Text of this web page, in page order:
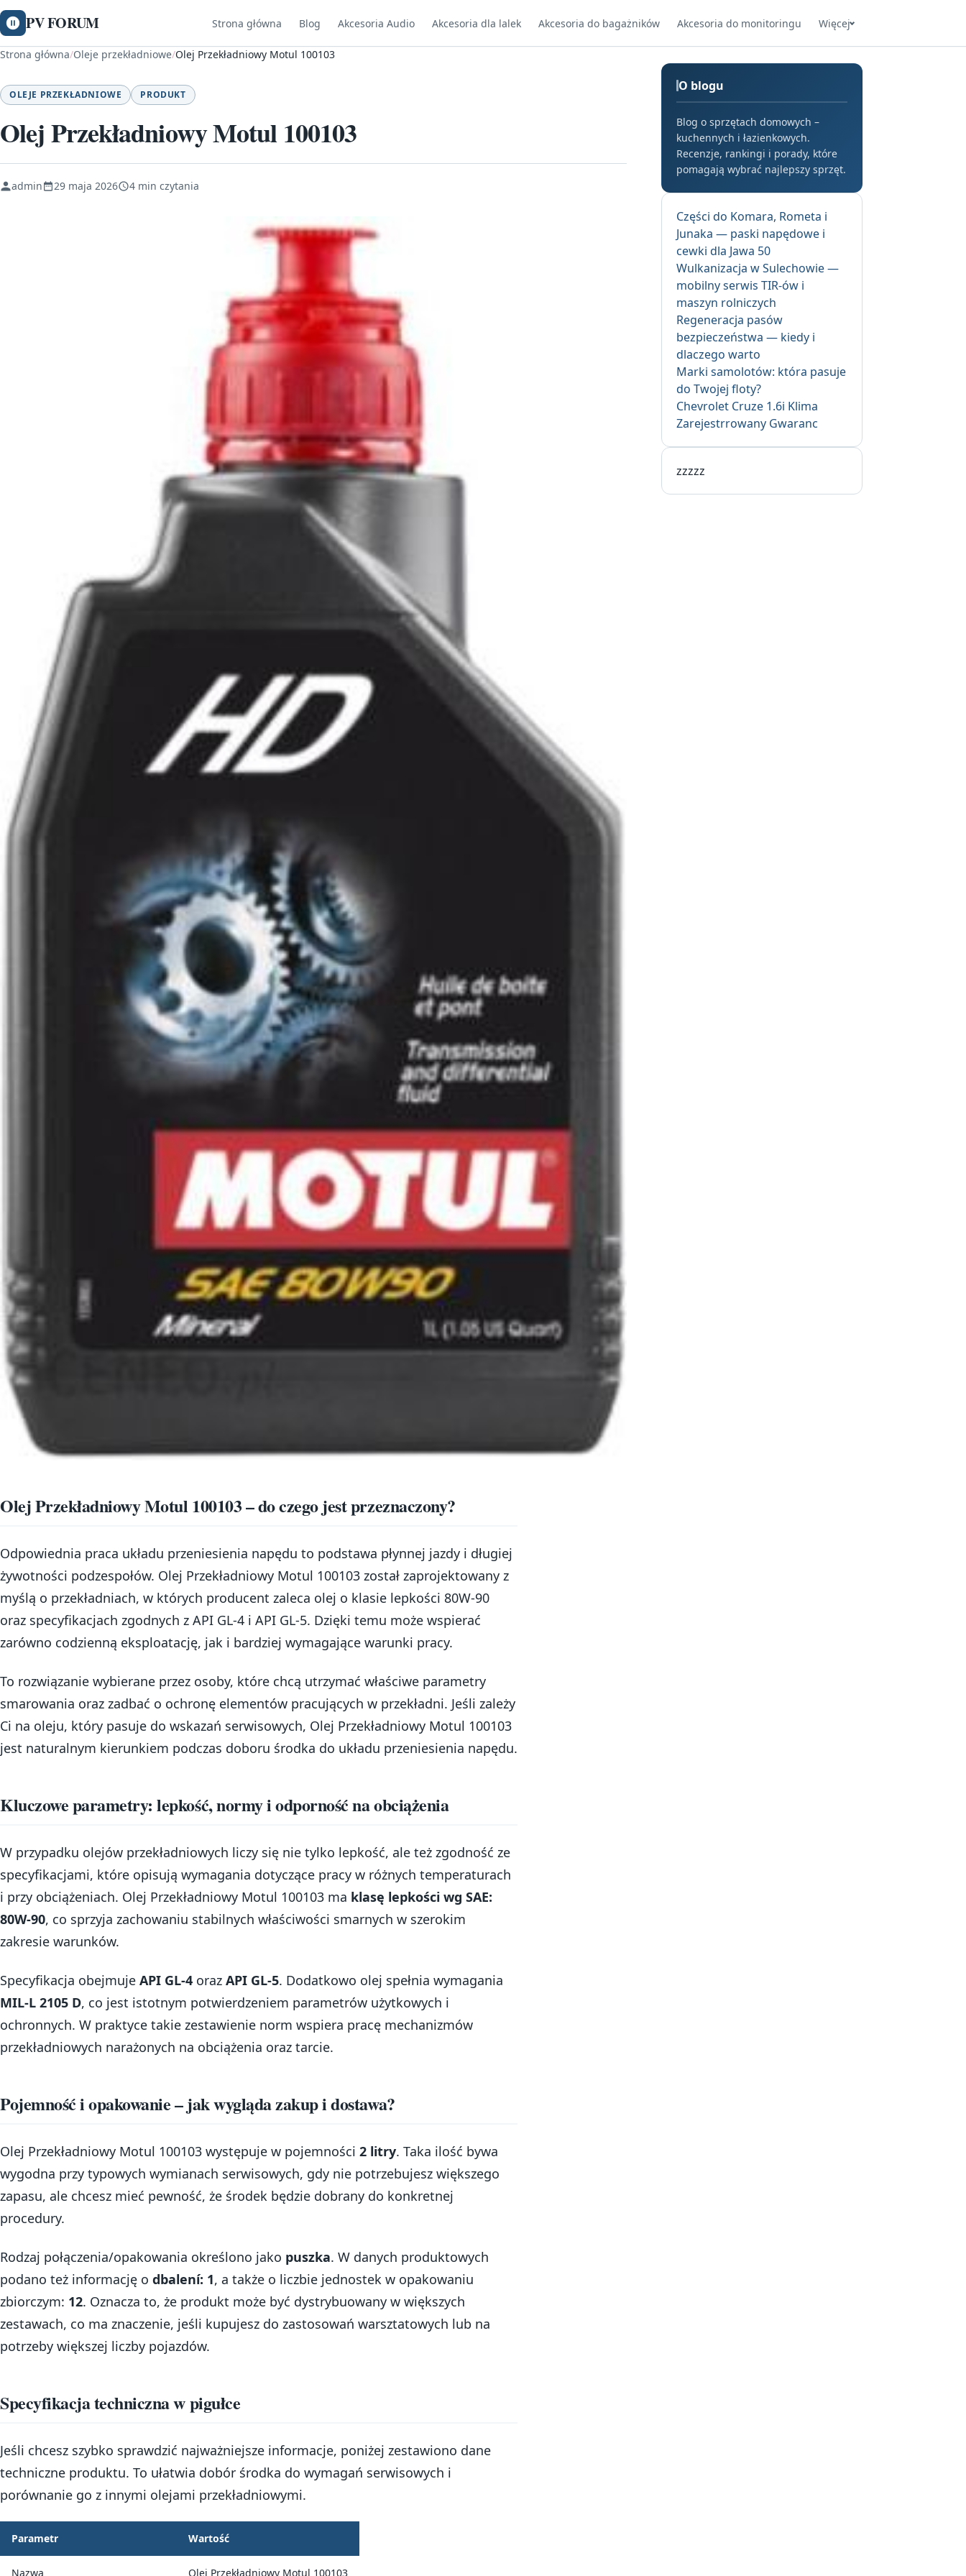
PV FORUM Strona główna Blog Akcesoria Audio Akcesoria dla lalek Akcesoria do bagażników Akcesoria do monitoringu Więcej
Strona główna/Oleje przekładniowe/Olej Przekładniowy Motul 100103
OLEJE PRZEKŁADNIOWE PRODUKT
Olej Przekładniowy Motul 100103
admin 29 maja 2026 4 min czytania
Olej Przekładniowy Motul 100103 – do czego jest przeznaczony?
Odpowiednia praca układu przeniesienia napędu to podstawa płynnej jazdy i długiej
żywotności podzespołów. Olej Przekładniowy Motul 100103 został zaprojektowany z
myślą o przekładniach, w których producent zaleca olej o klasie lepkości 80W-90
oraz specyfikacjach zgodnych z API GL-4 i API GL-5. Dzięki temu może wspierać
zarówno codzienną eksploatację, jak i bardziej wymagające warunki pracy.
To rozwiązanie wybierane przez osoby, które chcą utrzymać właściwe parametry
smarowania oraz zadbać o ochronę elementów pracujących w przekładni. Jeśli zależy
Ci na oleju, który pasuje do wskazań serwisowych, Olej Przekładniowy Motul 100103
jest naturalnym kierunkiem podczas doboru środka do układu przeniesienia napędu.
Kluczowe parametry: lepkość, normy i odporność na obciążenia
W przypadku olejów przekładniowych liczy się nie tylko lepkość, ale też zgodność ze
specyfikacjami, które opisują wymagania dotyczące pracy w różnych temperaturach
i przy obciążeniach. Olej Przekładniowy Motul 100103 ma klasę lepkości wg SAE:
80W-90, co sprzyja zachowaniu stabilnych właściwości smarnych w szerokim
zakresie warunków.
Specyfikacja obejmuje API GL-4 oraz API GL-5. Dodatkowo olej spełnia wymagania
MIL-L 2105 D, co jest istotnym potwierdzeniem parametrów użytkowych i
ochronnych. W praktyce takie zestawienie norm wspiera pracę mechanizmów
przekładniowych narażonych na obciążenia oraz tarcie.
Pojemność i opakowanie – jak wygląda zakup i dostawa?
Olej Przekładniowy Motul 100103 występuje w pojemności 2 litry. Taka ilość bywa
wygodna przy typowych wymianach serwisowych, gdy nie potrzebujesz większego
zapasu, ale chcesz mieć pewność, że środek będzie dobrany do konkretnej
procedury.
Rodzaj połączenia/opakowania określono jako puszka. W danych produktowych
podano też informację o dbalení: 1, a także o liczbie jednostek w opakowaniu
zbiorczym: 12. Oznacza to, że produkt może być dystrybuowany w większych
zestawach, co ma znaczenie, jeśli kupujesz do zastosowań warsztatowych lub na
potrzeby większej liczby pojazdów.
Specyfikacja techniczna w pigułce
Jeśli chcesz szybko sprawdzić najważniejsze informacje, poniżej zestawiono dane
techniczne produktu. To ułatwia dobór środka do wymagań serwisowych i
porównanie go z innymi olejami przekładniowymi.
Parametr Wartość
Nazwa Olej Przekładniowy Motul 100103
O blogu
Blog o sprzętach domowych –
kuchennych i łazienkowych.
Recenzje, rankingi i porady, które
pomagają wybrać najlepszy sprzęt.
Części do Komara, Rometa i
Junaka — paski napędowe i
cewki dla Jawa 50
Wulkanizacja w Sulechowie —
mobilny serwis TIR-ów i
maszyn rolniczych
Regeneracja pasów
bezpieczeństwa — kiedy i
dlaczego warto
Marki samolotów: która pasuje
do Twojej floty?
Chevrolet Cruze 1.6i Klima
Zarejestrrowany Gwaranc
zzzzz